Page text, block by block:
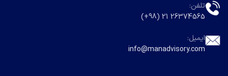
تلفن:
26374565 21 (98+)
ایمیل:
info@manadvisory.com